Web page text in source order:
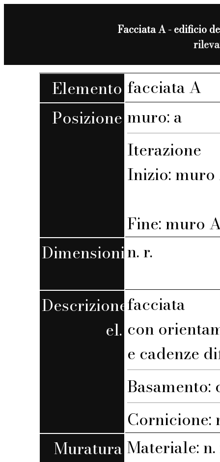
Facciata A - edificio
Elemento facciata A
Posizione muro: a
Iterazione
Inizio: muro
Fine: muro
Dimensionin. r.
Descrizione
el.
facciata
con
e cadenze
Cornicione:
Muratura Materiale: n.